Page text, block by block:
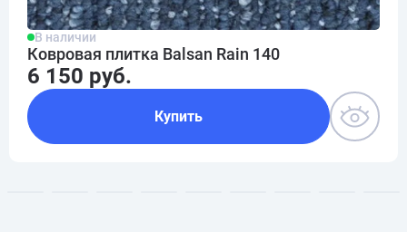
В наличии
Ковровая плитка Balsan Rain 140
6 150 руб.
Купить